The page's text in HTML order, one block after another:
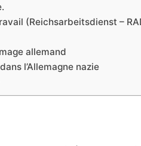
(Reichsarbeitsdienst –
allemand
l’Allemagne nazie